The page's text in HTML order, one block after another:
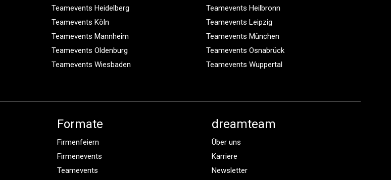
Teamevents Heidelberg
Teamevents Heilbronn
Teamevents Köln
Teamevents Leipzig
Teamevents Mannheim
Teamevents München
Teamevents Oldenburg
Teamevents Osnabrück
Teamevents Wiesbaden
Teamevents Wuppertal
Formate
Firmenfeiern
Firmenevents
Teamevents
dreamteam
Über uns
Karriere
Newsletter